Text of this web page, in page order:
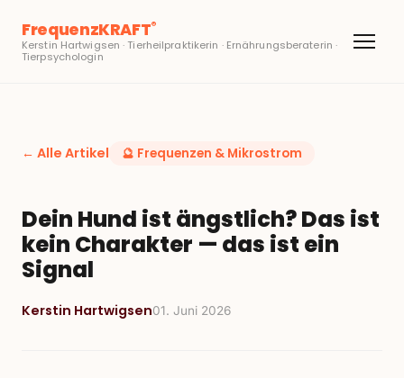
FrequenzKRAFT®
Kerstin Hartwigsen · Tierheilpraktikerin · Ernährungsberaterin ·
Tierpsychologin
← Alle Artikel 🔮 Frequenzen & Mikrostrom
Dein Hund ist ängstlich? Das ist
kein Charakter — das ist ein
Signal
Kerstin Hartwigsen01. Juni 2026